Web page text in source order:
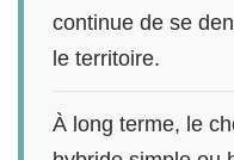
continue de se
le territoire.
À long terme, le